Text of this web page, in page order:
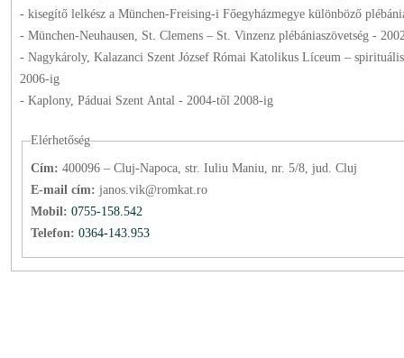
- kisegítő lelkész a München-Freising-i Főegyházmegye különböző
- München-Neuhausen, St. Clemens – St. Vinzenz plébániaszövetség -
- Nagykároly, Kalazanci Szent József Római Katolikus Líceum –
2006-ig
- Kaplony, Páduai Szent Antal - 2004-től 2008-ig
Elérhetőség
Cím: 400096 – Cluj-Napoca, str. Iuliu Maniu, nr. 5/8, jud. Cluj
E-mail cím: janos.vik@romkat.ro
Mobil: 0755-158.542
Telefon: 0364-143.953